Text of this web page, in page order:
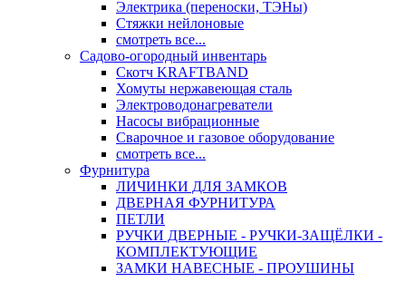
Электрика (переноски, ТЭНы)
Стяжки нейлоновые
смотреть все...
Садово-огородный инвентарь
Скотч KRAFTBAND
Хомуты нержавеющая сталь
Электроводонагреватели
Насосы вибрационные
Сварочное и газовое оборудование
смотреть все...
Фурнитура
ЛИЧИНКИ ДЛЯ ЗАМКОВ
ДВЕРНАЯ ФУРНИТУРА
ПЕТЛИ
РУЧКИ ДВЕРНЫЕ - РУЧКИ-ЗАЩЁЛКИ -
КОМПЛЕКТУЮЩИЕ
ЗАМКИ НАВЕСНЫЕ - ПРОУШИНЫ